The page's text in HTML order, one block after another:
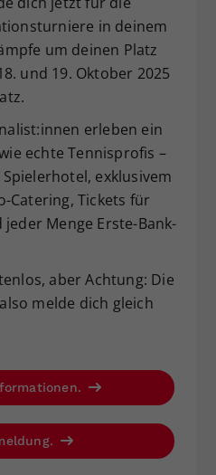
in deinem
um deinen Platz
und 19. Oktober 2025
erleben ein
echte Tennisprofis –
exklusivem
Catering, Tickets für
jeder Menge Erste-Bank-
aber Achtung: Die
melde dich gleich
speichert Ihre Consent-
Unter anderem eine
ID, für die
Speicherung Ihrer
Einstellungen, falls der
Betreiber dies eingestellt